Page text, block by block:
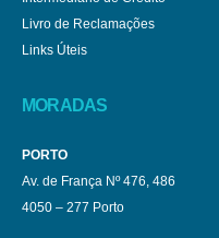
Livro de Reclamações
Links Úteis
MORADAS
PORTO
Av. de França Nº 476, 486
4050 – 277 Porto